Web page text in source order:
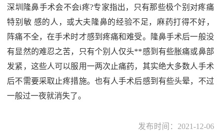
深圳隆鼻手术会不会i疼?专家指出，只有那些极个别对疼痛
特别敏 感的人，或大夫隆鼻的经验不足，麻药打得不好，
阵痛不全，在手术时才感到疼痛和难受。隆鼻手术后一般没
有显然的难忍之苦，只有个别人仅头**感到有些胀痛或鼻部
发紧，这些人可以服用一两次止痛药，其实绝大多数人手术
后不需要采取止疼措施。也有人手术后感到有些头晕，不过
一般过一夜就消失了。
发布时间：2021-12-06